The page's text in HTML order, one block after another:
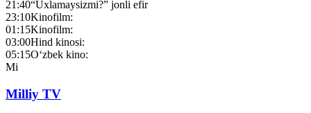
21:40“Uxlamaysizmi?” jonli efir
23:10Kinofilm:
01:15Kinofilm:
03:00Hind kinosi:
05:15O‘zbek kino:
Mi
Milliy TV